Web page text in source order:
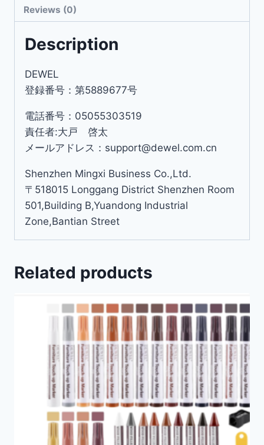
Reviews (0)
Description
DEWEL
登録番号：第5889677号
電話番号：05055303519
責任者:大戸 啓太
メールアドレス：support@dewel.com.cn
Shenzhen Mingxi Business Co.,Ltd.
〒518015 Longgang District Shenzhen Room
501,Building B,Yuandong Industrial
Zone,Bantian Street
Related products